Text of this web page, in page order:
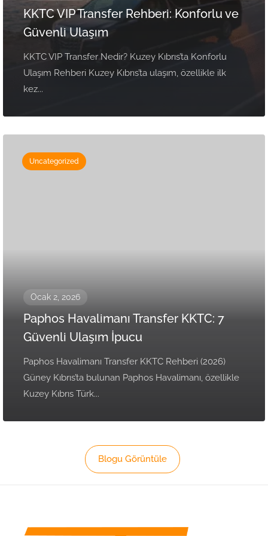
KKTC VIP Transfer Rehberi: Konforlu ve
Güvenli Ulaşım
KKTC VIP Transfer Nedir? Kuzey Kıbrıs’ta Konforlu
Ulaşım Rehberi Kuzey Kıbrıs’ta ulaşım, özellikle ilk
kez...
Uncategorized
Ocak 2, 2026
Paphos Havalimanı Transfer KKTC: 7
Güvenli Ulaşım İpucu
Paphos Havalimanı Transfer KKTC Rehberi (2026)
Güney Kıbrıs’ta bulunan Paphos Havalimanı, özellikle
Kuzey Kıbrıs Türk...
Blogu Görüntüle